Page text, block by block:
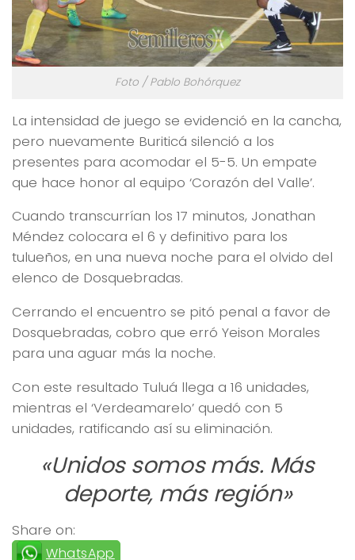
Foto / Pablo Bohórquez
La intensidad de juego se evidenció en la cancha,
pero nuevamente Buriticá silenció a los
presentes para acomodar el 5-5. Un empate
que hace honor al equipo ‘Corazón del Valle’.
Cuando transcurrían los 17 minutos, Jonathan
Méndez colocara el 6 y definitivo para los
tulueños, en una nueva noche para el olvido del
elenco de Dosquebradas.
Cerrando el encuentro se pitó penal a favor de
Dosquebradas, cobro que erró Yeison Morales
para una aguar más la noche.
Con este resultado Tuluá llega a 16 unidades,
mientras el ‘Verdeamarelo’ quedó con 5
unidades, ratificando así su eliminación.
«Unidos somos más. Más
deporte, más región»
Share on:
WhatsApp